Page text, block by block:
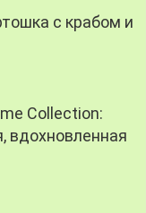
с крабом и
Collection:
вдохновленная